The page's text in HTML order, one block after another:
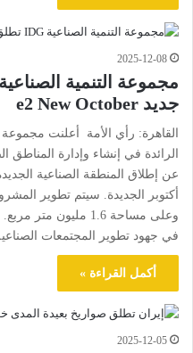
2025-12-08
جديد e2 New October
الرائدة في إنشاء وإدارة
وعلى مساحة 1.6
في جهود تطوير المجتمعات
أكمل القراءة »
2025-12-05